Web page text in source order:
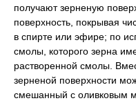
получают зерненую
поверхность, покрывая
в спирте или эфире; по
смолы, которого зерна
растворенной смолы.
зерненой поверхности
смешанный с оливковым